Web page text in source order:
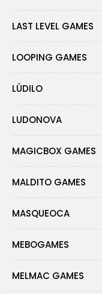
LAST LEVEL GAMES
LOOPING GAMES
LÚDILO
LUDONOVA
MAGICBOX GAMES
MALDITO GAMES
MASQUEOCA
MEBOGAMES
MELMAC GAMES